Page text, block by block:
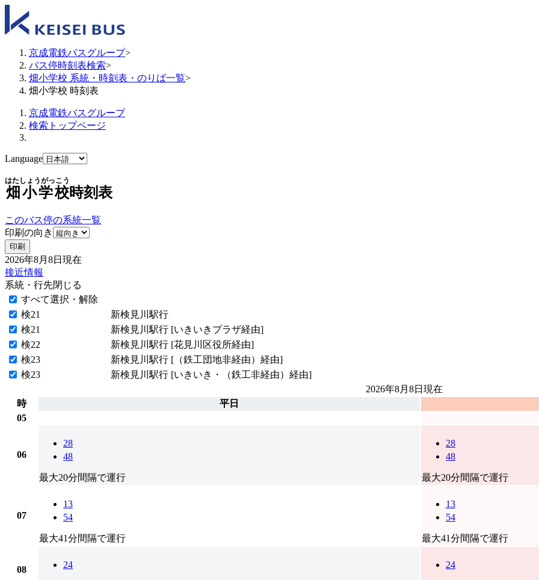
京成電鉄バスグループ>
バス停時刻表検索>
畑小学校 系統・時刻表・のりば一覧>
畑小学校 時刻表
京成電鉄バスグループ
検索トップページ
Language
畑小学校
はたしょうがっこう
時刻表
このバス停の系統一覧
印刷の向き
印刷
2026年8月8日 現在
接近情報
系統・行先閉じる
すべて選択・解除
検21
新検見川駅行
検21
新検見川駅行 [いきいきプラザ経由]
検22
新検見川駅行 [花見川区役所経由]
検23
新検見川駅行 [（鉄工団地非経由）経由]
検23
新検見川駅行 [いきいき・（鉄工非経由）経由]
2026年8月8日 現在
時
平日
05
06
28
48
最大20分間隔で運行
28
48
最大20分間隔で運行
07
13
54
最大41分間隔で運行
13
54
最大41分間隔で運行
08 24 24